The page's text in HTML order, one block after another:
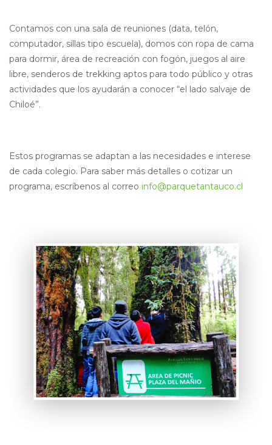
Contamos con una sala de reuniones (data, telón,
computador, sillas tipo escuela), domos con ropa de cama
para dormir, área de recreación con fogón, juegos al aire
libre, senderos de trekking aptos para todo público y otras
actividades que los ayudarán a conocer “el lado salvaje de
Chiloé”.
Estos programas se adaptan a las necesidades e interese
de cada colegio. Para saber más detalles o cotizar un
programa, escríbenos al correo info@parquetantauco.cl